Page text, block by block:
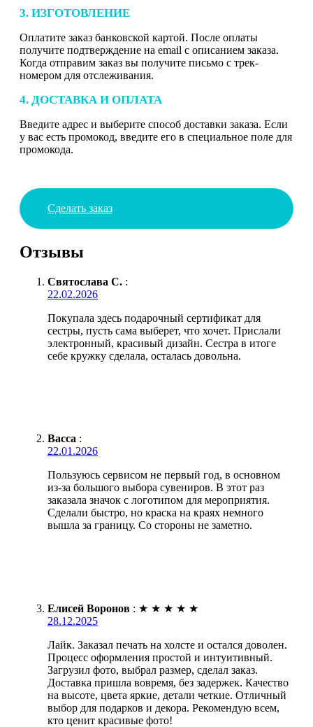
3. ИЗГОТОВЛЕНИЕ
Оплатите заказ банковской картой. После оплаты
получите подтверждение на email с описанием заказа.
Когда отправим заказ вы получите письмо с трек-
номером для отслеживания.
4. ДОСТАВКА И ОПЛАТА
Введите адрес и выберите способ доставки заказа. Если
у вас есть промокод, введите его в специальное поле для
промокода.
Сделать заказ
Отзывы
Святослава С. :
22.02.2026
Покупала здесь подарочный сертификат для
сестры, пусть сама выберет, что хочет. Прислали
электронный, красивый дизайн. Сестра в итоге
себе кружку сделала, осталась довольна.
Васса :
22.01.2026
Пользуюсь сервисом не первый год, в основном
из-за большого выбора сувениров. В этот раз
заказала значок с логотипом для мероприятия.
Сделали быстро, но краска на краях немного
вышла за границу. Со стороны не заметно.
Елисей Воронов : ★ ★ ★ ★ ★
28.12.2025
Лайк. Заказал печать на холсте и остался доволен.
Процесс оформления простой и интуитивный.
Загрузил фото, выбрал размер, сделал заказ.
Доставка пришла вовремя, без задержек. Качество
на высоте, цвета яркие, детали четкие. Отличный
выбор для подарков и декора. Рекомендую всем,
кто ценит красивые фото!